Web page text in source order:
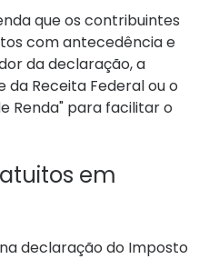
que os contribuintes
com antecedência e
da declaração, a
Receita Federal ou o
Renda" para facilitar o
em
declaração do Imposto